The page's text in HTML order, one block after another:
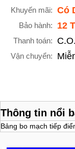
Khuyến mãi: Có
Bảo hành: 12
Thanh toán:
Vận chuyển:
Thông tin nổi
Bảng bo mạch tiếp